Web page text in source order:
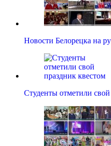
Новости Белорецка на
Студенты отметили